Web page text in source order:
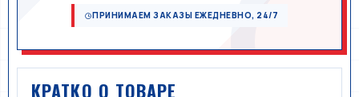
ПРИНИМАЕМ ЗАКАЗЫ ЕЖЕДНЕВНО, 24/7
КРАТКО О ТОВАРЕ